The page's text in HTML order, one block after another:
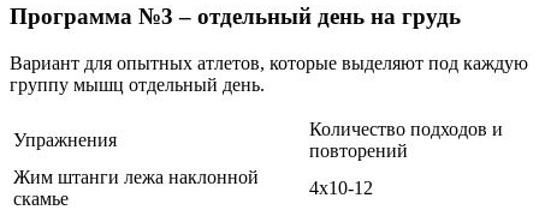
Программа №3 – отдельный день на грудь
Вариант для опытных атлетов, которые выделяют под каждую
группу мышц отдельный день.
Упражнения
Количество подходов и
повторений
Жим штанги лежа наклонной
скамье
4х10-12